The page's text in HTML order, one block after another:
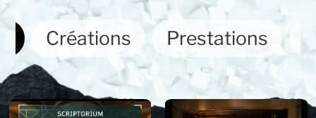
Créations Prestations